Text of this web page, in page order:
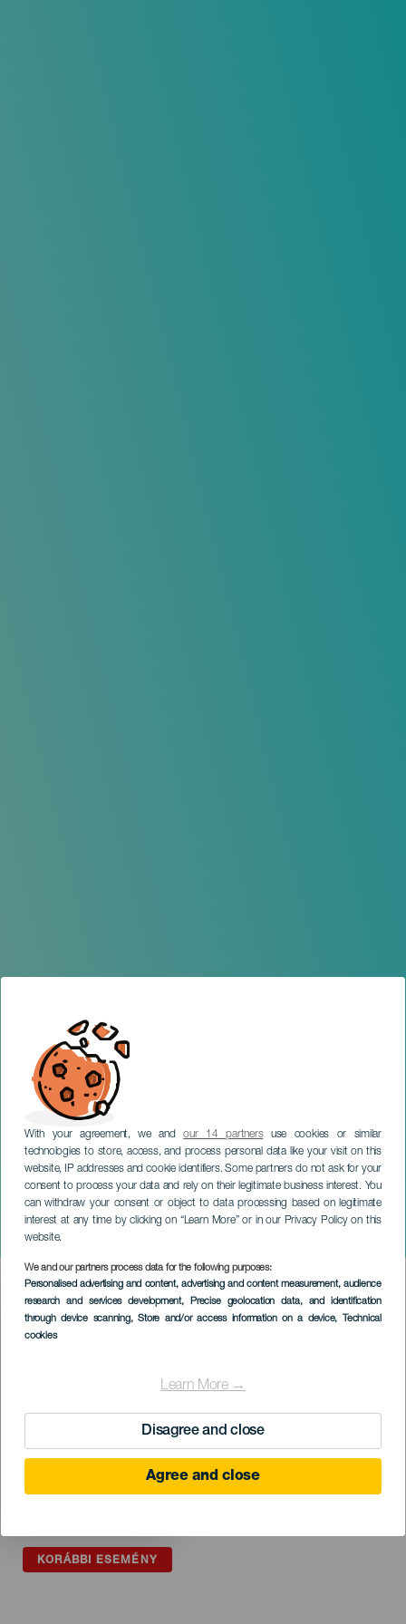
With your agreement, we andour 14 partnersuse cookies or similar
technologies to store, access, and process personal data like your visit on this
website, IP addresses and cookie identifiers. Some partners do not ask for your
consent to process your data and rely on their legitimate business interest. You
can withdraw your consent or object to data processing based on legitimate
interest at any time by clicking on “Learn More” or in our Privacy Policy on this
website.
We and our partners process data for the following purposes:
Personalised advertising and content, advertising and content measurement, audience
research and services development, Precise geolocation data, and identification
through device scanning, Store and/or access information on a device, Technical
cookies
Learn More →
Disagree and close
Agree and close
Rondallas navideñas en La
Palma
LA PALMA
Imagen
Listado
KORÁBBI ESEMÉNY